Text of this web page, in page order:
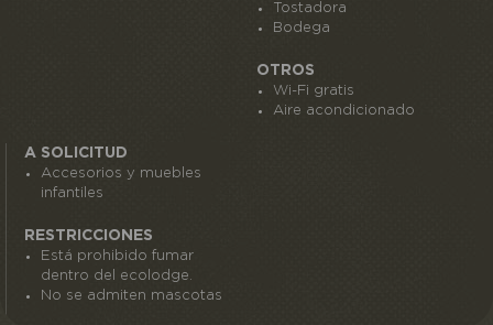
Tostadora
Bodega
OTROS
Wi-Fi gratis
Aire acondicionado
A SOLICITUD
Accesorios y muebles
infantiles
RESTRICCIONES
Está prohibido fumar
dentro del ecolodge.
No se admiten mascotas